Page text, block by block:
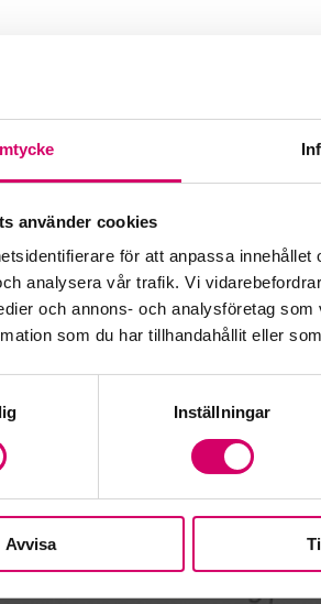
använder cookies
för att anpassa
analysera vår trafik. Vi
och annons- och analysföretag
som du har tillhandahållit eller
Inställningar
Avvisa